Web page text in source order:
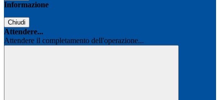
Informazione
Chiudi
Attendere...
Attendere il completamento dell'operazione...